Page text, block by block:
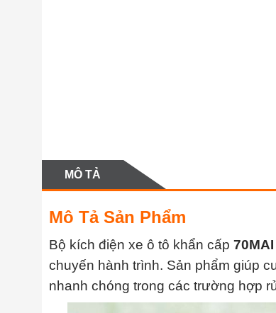
MÔ TẢ
Mô Tả Sản Phẩm
Bộ kích điện xe ô tô khẩn cấp
chuyến hành trình. Sản phẩm giúp
nhanh chóng trong các trường hợp